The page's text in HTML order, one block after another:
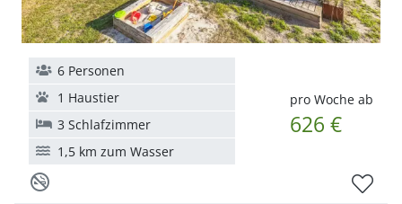
pro Woche ab
626 €
6 Personen
1 Haustier
3 Schlafzimmer
1,5 km zum Wasser